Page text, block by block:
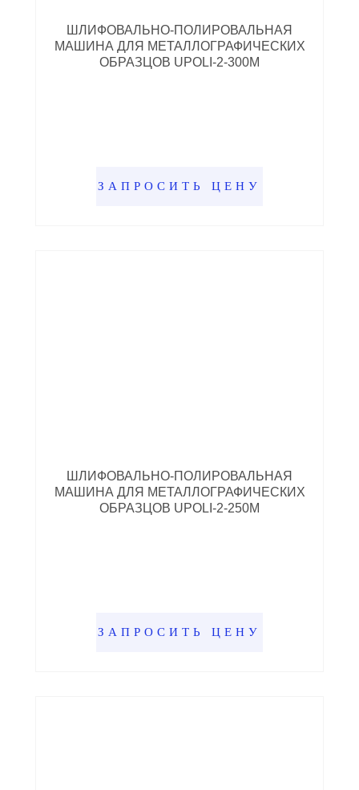
ШЛИФОВАЛЬНО-ПОЛИРОВАЛЬНАЯ
МАШИНА ДЛЯ МЕТАЛЛОГРАФИЧЕСКИХ
ОБРАЗЦОВ UPOLI-2-300M
ЗАПРОСИТЬ ЦЕНУ
ШЛИФОВАЛЬНО-ПОЛИРОВАЛЬНАЯ
МАШИНА ДЛЯ МЕТАЛЛОГРАФИЧЕСКИХ
ОБРАЗЦОВ UPOLI-2-250M
ЗАПРОСИТЬ ЦЕНУ